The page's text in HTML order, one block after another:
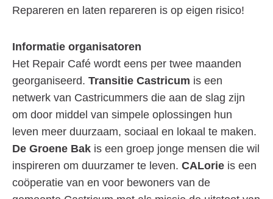
Repareren en laten repareren is op eigen risico!
Informatie organisatoren
Het Repair Café wordt eens per twee maanden
georganiseerd. Transitie Castricum is een
netwerk van Castricummers die aan de slag zijn
om door middel van simpele oplossingen hun
leven meer duurzaam, sociaal en lokaal te maken.
De Groene Bak is een groep jonge mensen die wil
inspireren om duurzamer te leven. CALorie is een
coöperatie van en voor bewoners van de